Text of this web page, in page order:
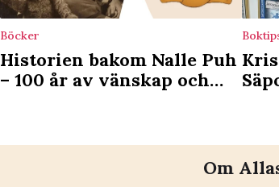
Böcker
Historien bakom Nalle Puh
– 100 år av vänskap och
Om